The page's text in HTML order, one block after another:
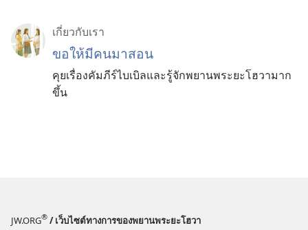
เกี่ยว​กับ​เรา
ขอ​ให้​มี​คน​มา​สอน
คุย​เรื่อง​คัมภีร์​ไบเบิล​และ​รู้จัก​พยาน​พระ​ยะโฮวา​มาก​
ขึ้น
JW.ORG® / เว็บไซต์ทางการของพยานพระยะโฮวา